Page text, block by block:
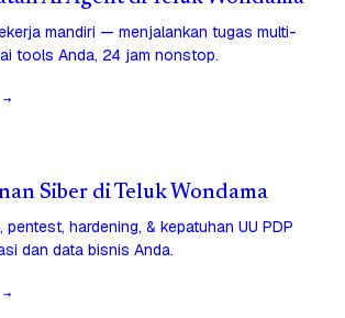
mandiri — menjalankan tugas multi-
tools Anda, 24 jam nonstop.
Siber di Teluk Wondama
pentest, hardening, & kepatuhan UU PDP
dan data bisnis Anda.